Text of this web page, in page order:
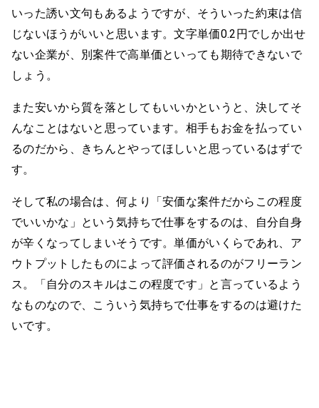
いった誘い文句もあるようですが、そういった約束は信
じないほうがいいと思います。文字単価0.2円でしか出せ
ない企業が、別案件で高単価といっても期待できないで
しょう。
また安いから質を落としてもいいかというと、決してそ
んなことはないと思っています。相手もお金を払ってい
るのだから、きちんとやってほしいと思っているはずで
す。
そして私の場合は、何より「安価な案件だからこの程度
でいいかな」という気持ちで仕事をするのは、自分自身
が辛くなってしまいそうです。単価がいくらであれ、ア
ウトプットしたものによって評価されるのがフリーラン
ス。「自分のスキルはこの程度です」と言っているよう
なものなので、こういう気持ちで仕事をするのは避けた
いです。